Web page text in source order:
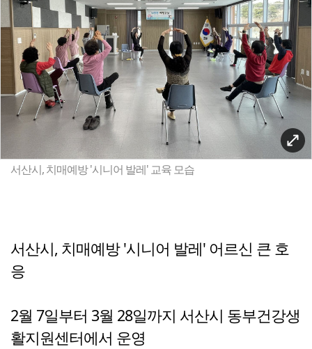
서산시, 치매예방 '시니어 발레' 교육 모습
서산시, 치매예방 '시니어 발레' 어르신 큰 호
응
2월 7일부터 3월 28일까지 서산시 동부건강생
활지원센터에서 운영